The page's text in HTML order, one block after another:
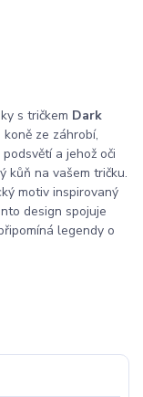
s tričkem Dark
ze záhrobí,
a jehož oči
kůň na vašem tričku.
motiv inspirovaný
design spojuje
legendy o